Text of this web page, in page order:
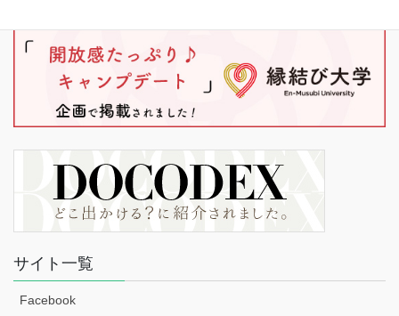
サイト一覧
Facebook